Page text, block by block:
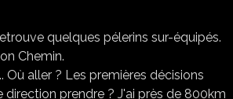
quelques pélerins sur-équipés.
Chemin.
Où aller ? Les premières décisions
prendre ? J'ai près de 800km